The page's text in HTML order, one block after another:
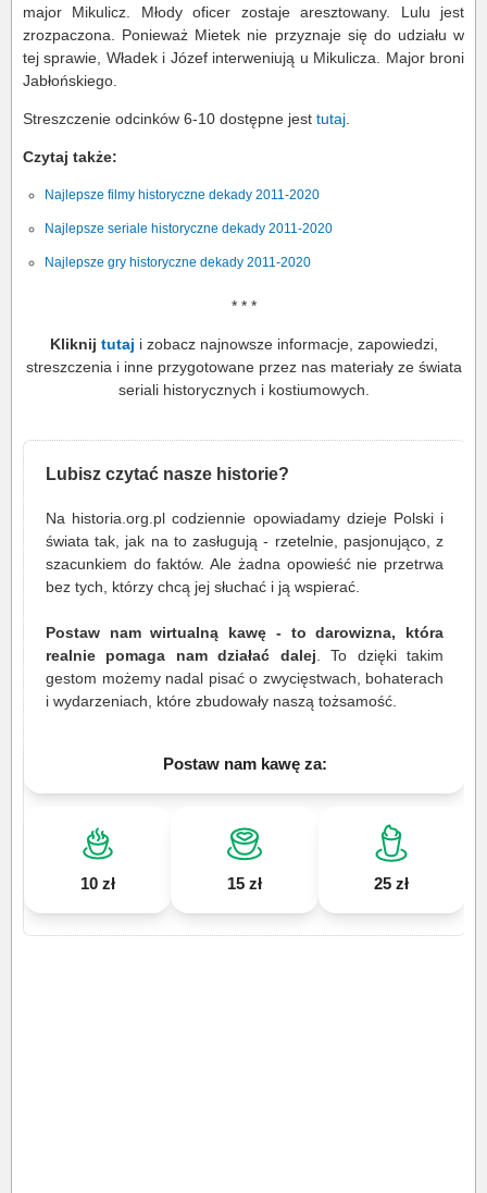
major Mikulicz. Młody oficer zostaje aresztowany. Lulu jest
zrozpaczona. Ponieważ Mietek nie przyznaje się do udziału w
tej sprawie, Władek i Józef interweniują u Mikulicza. Major broni
Jabłońskiego.
Streszczenie odcinków 6-10 dostępne jest tutaj
Czytaj także:
Najlepsze filmy historyczne dekady 2011-2020
Najlepsze seriale historyczne dekady 2011-2020
Najlepsze gry historyczne dekady 2011-2020
* * *
Kliknij tutaj i zobacz najnowsze informacje, zapowiedzi,
streszczenia i inne przygotowane przez nas materiały ze świata
seriali historycznych i kostiumowych.
Lubisz czytać nasze historie?
Na historia.org.pl codziennie opowiadamy dzieje Polski i
świata tak, jak na to zasługują - rzetelnie, pasjonująco, z
szacunkiem do faktów. Ale żadna opowieść nie przetrwa
bez tych, którzy chcą jej słuchać i ją wspierać.
Postaw nam wirtualną kawę - to darowizna, która
realnie pomaga nam działać dalej . To dzięki takim
gestom możemy nadal pisać o zwycięstwach, bohaterach
i wydarzeniach, które zbudowały naszą tożsamość.
Postaw nam kawę za:
10 zł 15 zł 25 zł